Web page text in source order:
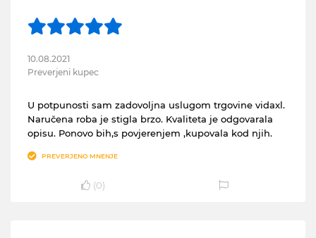
10.08.2021
Preverjeni kupec
U potpunosti sam zadovoljna uslugom trgovine vidaxl.
Naručena roba je stigla brzo. Kvaliteta je odgovarala
opisu. Ponovo bih,s povjerenjem ,kupovala kod njih.
PREVERJENO MNENJE
(0)